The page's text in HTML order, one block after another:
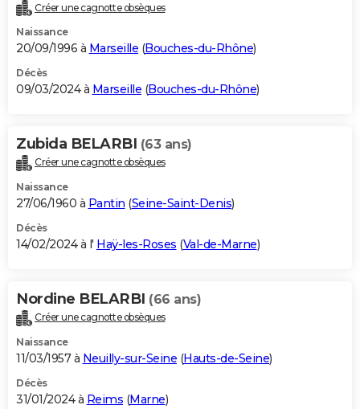
Créer une cagnotte obsèques
Naissance
20/09/1996 à Marseille (Bouches-du-Rhône)
Décès
09/03/2024 à Marseille (Bouches-du-Rhône)
Zubida BELARBI (63 ans)
Créer une cagnotte obsèques
Naissance
27/06/1960 à Pantin (Seine-Saint-Denis)
Décès
14/02/2024 à l' Haÿ-les-Roses (Val-de-Marne)
Nordine BELARBI (66 ans)
Créer une cagnotte obsèques
Naissance
11/03/1957 à Neuilly-sur-Seine (Hauts-de-Seine)
Décès
31/01/2024 à Reims (Marne)